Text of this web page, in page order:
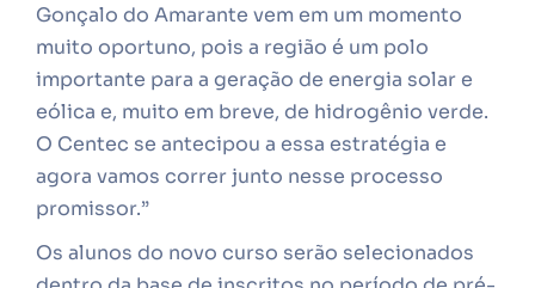
Gonçalo do Amarante vem em um momento
muito oportuno, pois a região é um polo
importante para a geração de energia solar e
eólica e, muito em breve, de hidrogênio verde.
O Centec se antecipou a essa estratégia e
agora vamos correr junto nesse processo
promissor.”
Os alunos do novo curso serão selecionados